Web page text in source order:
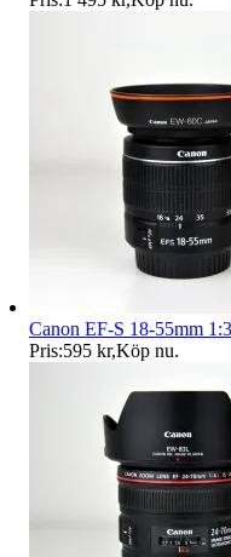
Canon EF-S 18-55mm
Pris:595 kr,Köp nu.